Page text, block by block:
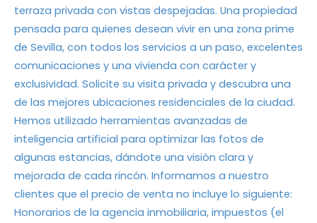
terraza privada con vistas despejadas. Una propiedad
pensada para quienes desean vivir en una zona prime
de Sevilla, con todos los servicios a un paso, excelentes
comunicaciones y una vivienda con carácter y
exclusividad. Solicite su visita privada y descubra una
de las mejores ubicaciones residenciales de la ciudad.
Hemos utilizado herramientas avanzadas de
inteligencia artificial para optimizar las fotos de
algunas estancias, dándote una visión clara y
mejorada de cada rincón. Informamos a nuestro
clientes que el precio de venta no incluye lo siguiente:
Honorarios de la agencia inmobiliaria, impuestos (el